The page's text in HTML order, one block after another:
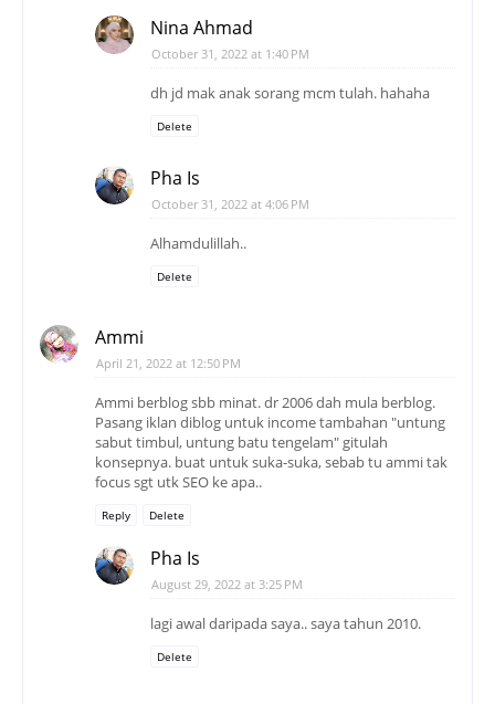
Nina Ahmad
October 31, 2022 at 1:40 PM
dh jd mak anak sorang mcm tulah. hahaha
Delete
Pha Is
October 31, 2022 at 4:06 PM
Alhamdulillah..
Delete
Ammi
April 21, 2022 at 12:50 PM
Ammi berblog sbb minat. dr 2006 dah mula berblog.
Pasang iklan diblog untuk income tambahan "untung
sabut timbul, untung batu tengelam" gitulah
konsepnya. buat untuk suka-suka, sebab tu ammi tak
focus sgt utk SEO ke apa..
Reply Delete
Pha Is
August 29, 2022 at 3:25 PM
lagi awal daripada saya.. saya tahun 2010.
Delete